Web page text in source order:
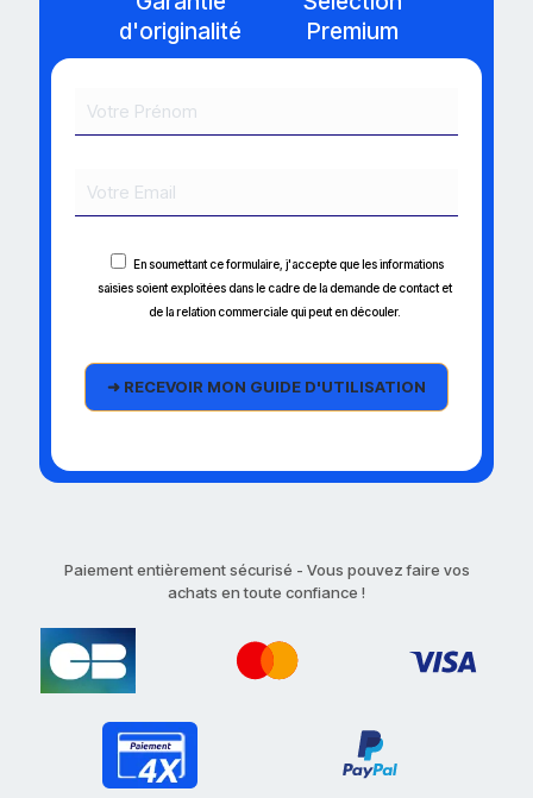
d'originalité
Premium
En soumettant ce formulaire, j'accepte que les informations
saisies soient exploitées dans le cadre de la demande de contact et
de la relation commerciale qui peut en découler.
Paiement entièrement sécurisé - Vous pouvez faire vos
achats en toute confiance !